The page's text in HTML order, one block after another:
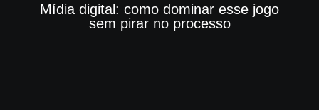
Mídia digital: como dominar esse jogo
sem pirar no processo